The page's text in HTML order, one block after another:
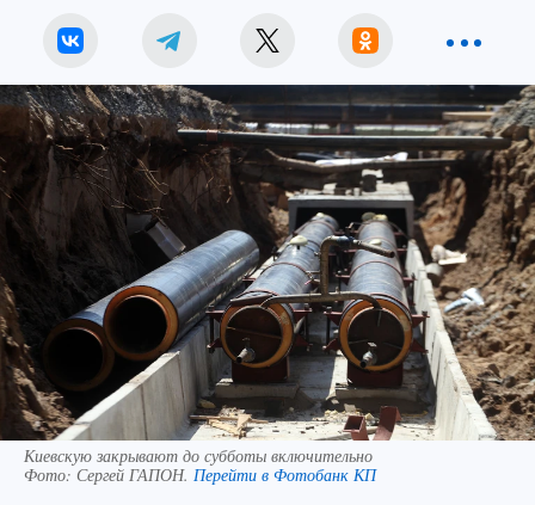
Киевскую закрывают до субботы включительно
Фото: Сергей ГАПОН. Перейти в Фотобанк КП